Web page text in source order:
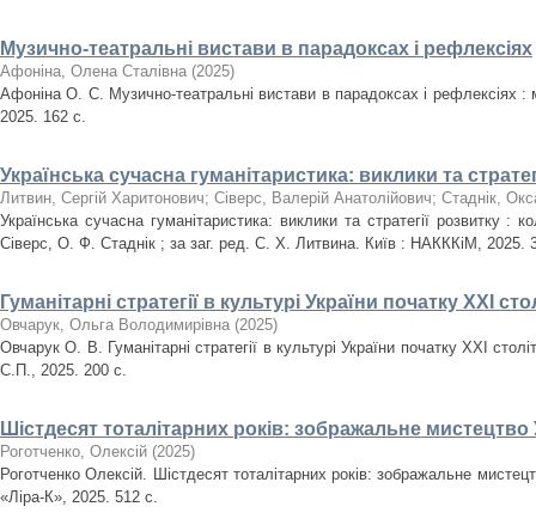
Музично-театральні вистави в парадоксах і рефлексіях
Афоніна, Олена Сталівна (2025)
Афоніна О. С. Музично-театральні вистави в парадоксах і
2025. 162 с.
Українська сучасна гуманітаристика: виклики та
Литвин, Сергій Харитонович; Сіверс, Валерій Анатолійович; Стаднік,
Українська сучасна гуманітаристика: виклики та стратегії розвитку
Сіверс, О. Ф. Стаднік ; за заг. ред. С. Х. Литвина. Київ : НАКККіМ, 2025.
Гуманітарні стратегії в культурі України початку ХХІ
Овчарук, Ольга Володимирівна (2025)
Овчарук О. В. Гуманітарні стратегії в культурі України початку ХХІ
С.П., 2025. 200 с.
Шістдесят тоталітарних років: зображальне мистецтво
Роготченко, Олексій (2025)
Роготченко Олексій. Шістдесят тоталітарних років: зображальне
«Ліра-К», 2025. 512 с.